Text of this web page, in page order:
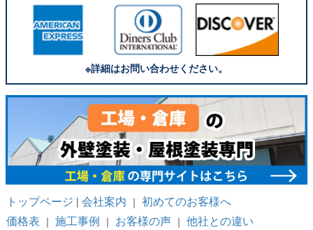
※詳細はお問い合わせください。
トップページ | 会社案内 ｜ 初めてのお客様へ
価格表 ｜ 施工事例 ｜ お客様の声｜ 他社との違い